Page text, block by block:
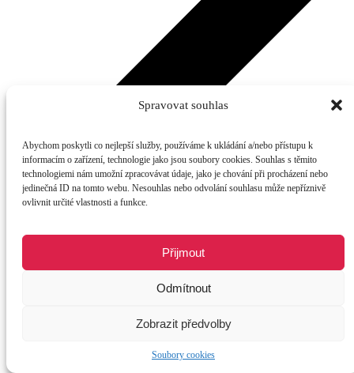
Spravovat souhlas
Abychom poskytli co nejlepší služby, používáme k ukládání a/nebo přístupu k
informacím o zařízení, technologie jako jsou soubory cookies. Souhlas s těmito
technologiemi nám umožní zpracovávat údaje, jako je chování při procházení nebo
jedinečná ID na tomto webu. Nesouhlas nebo odvolání souhlasu může nepříznivě
ovlivnit určité vlastnosti a funkce.
Přijmout
Odmítnout
Zobrazit předvolby
Soubory cookies
Letecká a námořní doprava